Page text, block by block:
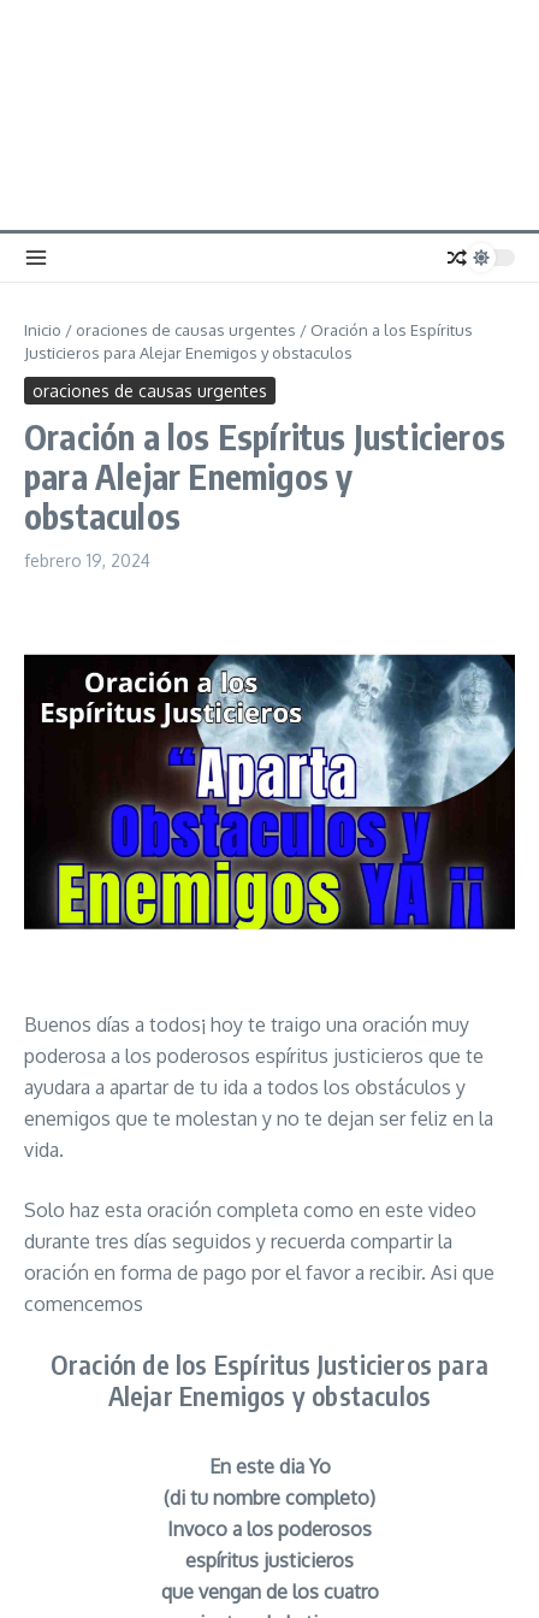
Inicio / oraciones de causas urgentes / Oración a los Espíritus
Justicieros para Alejar Enemigos y obstaculos
oraciones de causas urgentes
Oración a los Espíritus Justicieros
para Alejar Enemigos y
obstaculos
febrero 19, 2024
Buenos días a todos¡ hoy te traigo una oración muy
poderosa a los poderosos espíritus justicieros que te
ayudara a apartar de tu ida a todos los obstáculos y
enemigos que te molestan y no te dejan ser feliz en la
vida.
Solo haz esta oración completa como en este video
durante tres días seguidos y recuerda compartir la
oración en forma de pago por el favor a recibir. Asi que
comencemos
Oración de los Espíritus Justicieros para
Alejar Enemigos y obstaculos
En este dia Yo
(di tu nombre completo)
Invoco a los poderosos
espíritus justicieros
que vengan de los cuatro